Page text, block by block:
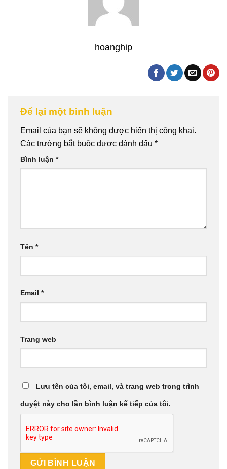
hoanghip
Để lại một bình luận
Email của bạn sẽ không được hiển thị công khai.
Các trường bắt buộc được đánh dấu *
Bình luận *
Tên *
Email *
Trang web
Lưu tên của tôi, email, và trang web trong trình
duyệt này cho lần bình luận kế tiếp của tôi.